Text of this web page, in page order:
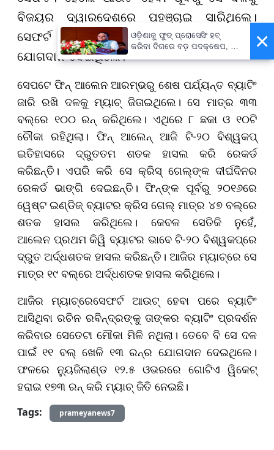
ବିଜୟର ଦ୍ୱାରଦେଶରେ ପହଞ୍ଚାଇ ସାରିଥିଲେ।
ସେଫର୍ଟ ମାତ୍ର ୩୩ ବଲ୍‌ରେ ୫୮ ରନର ବଡ଼
ଯୋଗଦାନ ଦେଇଥିଲେ।
ସେପଟେ ଫିନ୍ ଆଲେନ ଆରମ୍ଭରୁ ଶେଷ ପର୍ଯ୍ୟନ୍ତ ବ୍ୟାଟିଂ
ଜାରି ରଖି ଦଳକୁ ମ୍ୟାଚ୍ ଜିତାଇଥିଲେ। ସେ ମାତ୍ର ୩୩
ବଲ୍‌ରେ ୧୦୦ ରନ୍ କରିଥିଲେ। ଏଥିରେ ୮ ଛକା ଓ ୧୦ଟି
ଚୌକା ରହିଥିଲା। ଫିନ୍ ଆଲେନ୍ ଆଜି ଟି-୨୦ ବିଶ୍ୱକପ୍
ଇତିହାସରେ ଦ୍ରୁତତମ ଶତକ ହାସଲ କରି ରେକର୍ଡ
କରିଛନ୍ତି। ଏପରି କରି ସେ କ୍ରିସ୍ ଗେଲ୍‌ଙ୍କ ଦୀର୍ଘଦିନର
ରେକର୍ଡ ଭାଙ୍ଗି ଦେଇଛନ୍ତି। ଫିନ୍‌ଙ୍କ ପୂର୍ବରୁ ୨୦୧୬ରେ
ୱେଷ୍ଟ ଇଣ୍ଡିଜ୍ ବ୍ୟାଟର କ୍ରିସ ଗେଲ୍ ମାତ୍ର ୪୭ ବଲ୍‌ରେ
ଶତକ ହାସଲ କରିଥିଲେ। କେବଳ ସେତିକି ନୁହେଁ,
ଆଲେନ ପ୍ରଥମ କିୱି ବ୍ୟାଟର ଭାବେ ଟି-୨୦ ବିଶ୍ୱକପ୍‌ରେ
ଦ୍ରୁତ ଅର୍ଦ୍ଧଶତକ ହାସଲ କରିଛନ୍ତି। ଆଜିର ମ୍ୟାଚ୍‌ରେ ସେ
ମାତ୍ର ୧୯ ବଲ୍‌ରେ ଅର୍ଦ୍ଧଶତକ ହାସଲ କରିଥିଲେ।
ଆଜିର ମ୍ୟାଚ୍‌ରେସେଫର୍ଟ ଆଉଟ୍ ହେବା ପରେ ବ୍ୟାଟିଂ
ଆସିଥିବା ରଚିନ ରବିନ୍ଦ୍ରଙ୍କୁ ତାଙ୍କର ବ୍ୟାଟିଂ ପ୍ରଦର୍ଶନ
କରିବାର ସେତେଟା ମୌକା ମିଳି ନଥିଲା। ତେବେ ବି ସେ ଦଳ
ପାଇଁ ୧୧ ବଲ୍‌ ଖେଳି ୧୩ ରନ୍‌ର ଯୋଗଦାନ ଦେଇଥିଲେ।
ଫଳରେ ନ୍ୟୁଜିଲାଣ୍ଡ ୧୨.୫ ଓଭରରେ ଗୋଟିଏ ୱିକେଟ୍
ହରାଇ ୧୭୩ ରନ୍ କରି ମ୍ୟାଚ୍ ଜିତି ନେଇଛି।
Tags: prameyanews7
×
ଓଡ଼ିଶାକୁ ଫୁଡ୍ ପ୍ରୋସେସିଂ ହବ୍
କରିବା ଦିଗରେ ବଡ଼ ପଦକ୍ଷେପ, ୪୨